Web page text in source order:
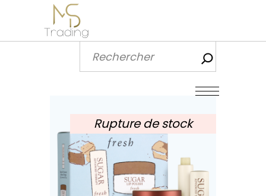
Rupture de stock